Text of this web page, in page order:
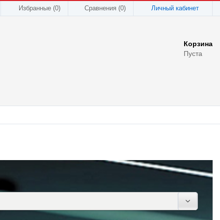
Избранные (0) Сравнения (0) Личный кабинет
Корзина
Пуста